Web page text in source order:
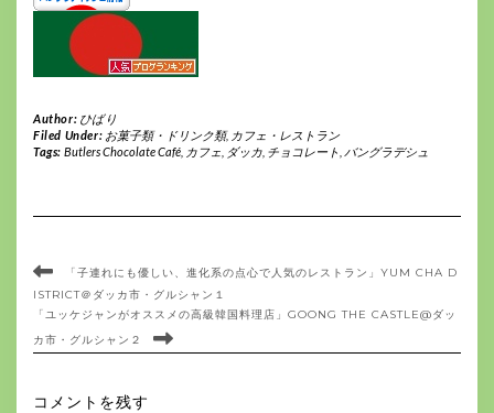
Author: ひばり
Filed Under: お菓子類・ドリンク類, カフェ・レストラン
Tags: Butlers Chocolate Café, カフェ ダッカ, チョコレート バングラデシュ
「子連れにも優しい、進化系の点心で人気のレストラン」YUM CHA D
ISTRICT＠ダッカ市・グルシャン１
「ユッケジャンがオススメの高級韓国料理店」GOONG THE CASTLE@ダッ
カ市・グルシャン２
コメントを残す